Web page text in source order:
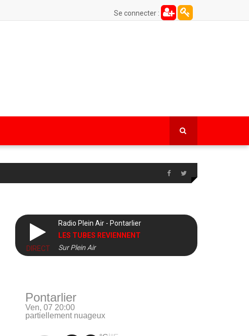
Se connecter :
DIRECT
Radio Plein Air - Pontarlier
LES TUBES REVIENNENT
Sur Plein Air
Pontarlier
Ven, 07 20:00
partiellement nuageux